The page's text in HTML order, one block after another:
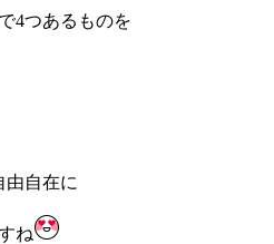
4つあるものを
由自在に
ね